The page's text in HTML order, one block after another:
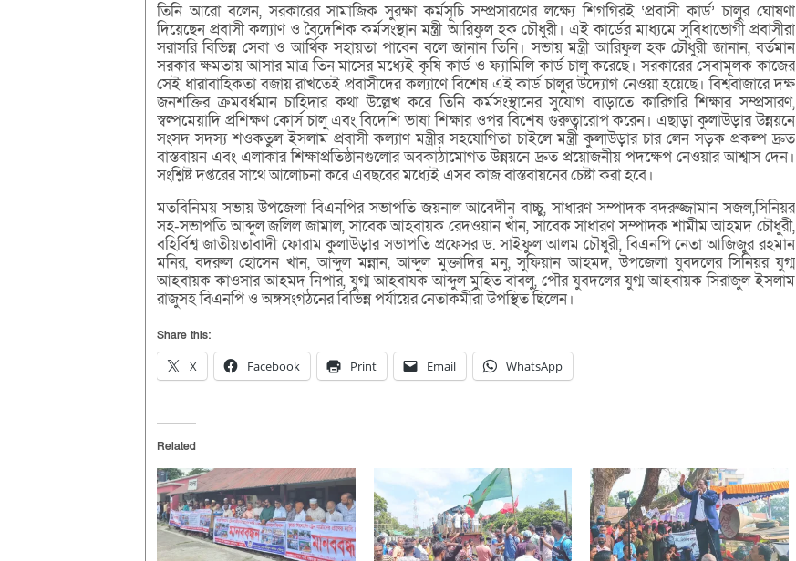
তিনি আরো বলেন, সরকারের সামাজিক সুরক্ষা কর্মসূচি সম্প্রসারণের লক্ষ্যে শিগগিরই ‘প্রবাসী কার্ড’ চালুর ঘোষণা
দিয়েছেন প্রবাসী কল্যাণ ও বৈদেশিক কর্মসংস্থান মন্ত্রী আরিফুল হক চৌধুরী। এই কার্ডের মাধ্যমে সুবিধাভোগী প্রবাসীরা
সরাসরি বিভিন্ন সেবা ও আর্থিক সহায়তা পাবেন বলে জানান তিনি। সভায় মন্ত্রী আরিফুল হক চৌধুরী জানান, বর্তমান
সরকার ক্ষমতায় আসার মাত্র তিন মাসের মধ্যেই কৃষি কার্ড ও ফ্যামিলি কার্ড চালু করেছে। সরকারের সেবামূলক কাজের
সেই ধারাবাহিকতা বজায় রাখতেই প্রবাসীদের কল্যাণে বিশেষ এই কার্ড চালুর উদ্যোগ নেওয়া হয়েছে। বিশ্ববাজারে দক্ষ
জনশক্তির ক্রমবর্ধমান চাহিদার কথা উল্লেখ করে তিনি কর্মসংস্থানের সুযোগ বাড়াতে কারিগরি শিক্ষার সম্প্রসারণ,
স্বল্পমেয়াদি প্রশিক্ষণ কোর্স চালু এবং বিদেশি ভাষা শিক্ষার ওপর বিশেষ গুরুত্বারোপ করেন। এছাড়া কুলাউড়ার উন্নয়নে
সংসদ সদস্য শওকতুল ইসলাম প্রবাসী কল্যাণ মন্ত্রীর সহযোগিতা চাইলে মন্ত্রী কুলাউড়ার চার লেন সড়ক প্রকল্প দ্রুত
বাস্তবায়ন এবং এলাকার শিক্ষাপ্রতিষ্ঠানগুলোর অবকাঠামোগত উন্নয়নে দ্রুত প্রয়োজনীয় পদক্ষেপ নেওয়ার আশ্বাস দেন।
সংশ্লিষ্ট দপ্তরের সাথে আলোচনা করে এবছরের মধ্যেই এসব কাজ বাস্তবায়নের চেষ্টা করা হবে।
মতবিনিময় সভায় উপজেলা বিএনপির সভাপতি জয়নাল আবেদীন বাচ্চু, সাধারণ সম্পাদক বদরুজ্জামান সজল,সিনিয়র
সহ-সভাপতি আব্দুল জলিল জামাল, সাবেক আহবায়ক রেদওয়ান খাঁন, সাবেক সাধারণ সম্পাদক শামীম আহমদ চৌধুরী,
বহির্বিশ্ব জাতীয়তাবাদী ফোরাম কুলাউড়ার সভাপতি প্রফেসর ড. সাইফুল আলম চৌধুরী, বিএনপি নেতা আজিজুর রহমান
মনির, বদরুল হোসেন খান, আব্দুল মন্নান, আব্দুল মুক্তাদির মনু, সুফিয়ান আহমদ, উপজেলা যুবদলের সিনিয়র যুগ্ম
আহবায়ক কাওসার আহমদ নিপার, যুগ্ম আহবাযক আব্দুল মুহিত বাবলু, পৌর যুবদলের যুগ্ম আহবায়ক সিরাজুল ইসলাম
রাজুসহ বিএনপি ও অঙ্গসংগঠনের বিভিন্ন পর্যায়ের নেতাকর্মীরা উপস্থিত ছিলেন।
Share this:
X Facebook Print Email WhatsApp
Related